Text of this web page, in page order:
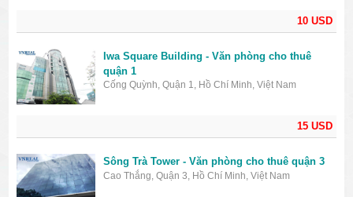
10 USD
15 USD
Iwa Square Building - Văn phòng cho thuê
quận 1
Cống Quỳnh, Quận 1, Hồ Chí Minh, Việt Nam
Sông Trà Tower - Văn phòng cho thuê quận 3
Cao Thắng, Quận 3, Hồ Chí Minh, Việt Nam